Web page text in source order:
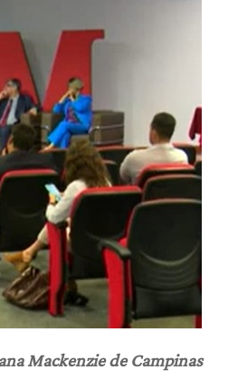
Mackenzie de Campinas